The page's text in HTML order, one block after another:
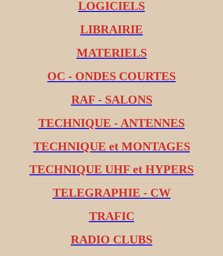
LOGICIELS
LIBRAIRIE
MATERIELS
OC - ONDES COURTES
RAF - SALONS
TECHNIQUE - ANTENNES
TECHNIQUE et MONTAGES
TECHNIQUE UHF et HYPERS
TELEGRAPHIE - CW
TRAFIC
RADIO CLUBS